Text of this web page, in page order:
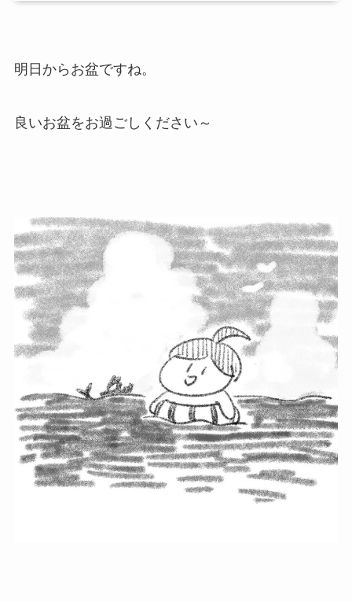
明日からお盆ですね。
良いお盆をお過ごしください～